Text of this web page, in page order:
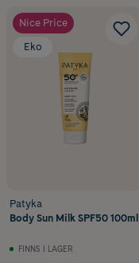
Nice Price
Eko
Patyka
Body Sun Milk SPF50 100ml
FINNS I LAGER